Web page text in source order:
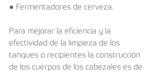
● Fermentadores de cerveza.
Para mejorar la eficiencia y la
efectividad de la limpieza de los
tanques o recipientes la construcción
de los cuerpos de los cabezales es de